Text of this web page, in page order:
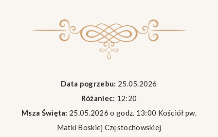
Data pogrzebu: 25.05.2026
Różaniec: 12:20
Msza Święta: 25.05.2026 o godz. 13:00 Kościół pw.
Matki Boskiej Częstochowskiej